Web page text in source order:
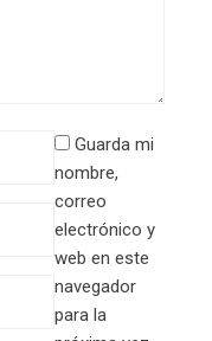
Guarda mi
nombre,
correo
electrónico y
web en este
navegador
para la